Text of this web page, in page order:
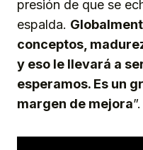
presión de que se
espalda.
conceptos,
y eso le llevará a
esperamos. Es un
margen de mejora”.